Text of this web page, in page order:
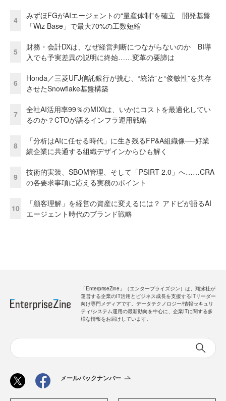
4
みずほFGがAIエージェントの“量産体制”を確立 開発基盤
「Wiz Base」で最大70%の工数短縮
5
財務・会計DXは、なぜ経営判断につながらないのか BI導
入でも予実差異の説明に終始……変革の要諦は
6
Honda／三菱UFJ信託銀行が挑む、“統治”と“俊敏性”を共存
させたSnowflake基盤構築
7
全社AI活用率99％のMIXIは、いかにコストを最適化してい
るのか？CTOが語るインフラ運用戦略
8
「分析はAIに任せる時代」に生き残るFP&A組織像──好業
績企業に共通する組織デザインからひも解く
9
技術的実装、SBOM管理、そして「PSIRT 2.0」へ……CRA
の各要求事項に応える実務のポイント
10
「顧客理解」を経営の資産に変えるには？ アドビが語るAI
エージェント時代のブランド戦略
「EnterpriseZine」（エンタープライズジン）は、翔泳社が
運営する企業のIT活用とビジネス成長を支援するITリーダー
向け専門メディアです。データテクノロジー/情報セキュリ
ティ/システム運用の最新動向を中心に、企業ITに関する多
様な情報をお届けしています。
メールバックナンバー